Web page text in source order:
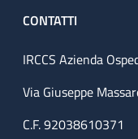
CONTATTI
IRCCS Azienda
Via Giuseppe
C.F. 92038610371